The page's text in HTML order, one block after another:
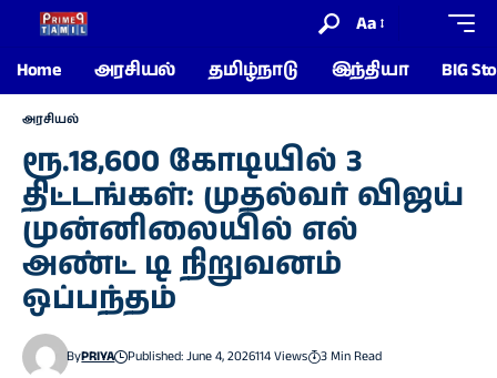
Aa
Home
அரசியல் தமிழ்நாடு இந்தியா BIG
அரசியல்
ரூ.18,600 கோடியில் 3
திட்டங்கள்: முதல்வர் விஜய்
முன்னிலையில் எல்
அண்ட் டி நிறுவனம்
ஒப்பந்தம்
ByPRIYA Published: June 4, 2026114 Views 3 Min Read